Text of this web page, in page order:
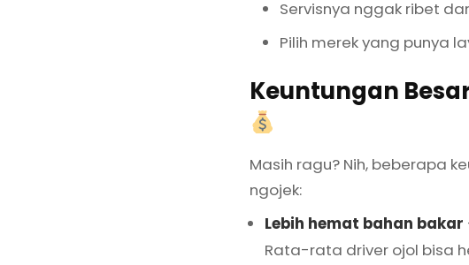
Servisnya nggak ribet
Pilih merek yang punya
Keuntungan
Masih ragu? Nih, beberapa
ngojek:
Lebih hemat bahan bakar
Rata-rata driver ojol bisa